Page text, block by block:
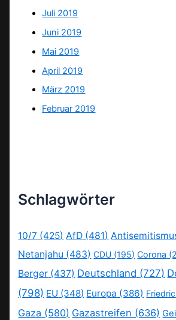
Juli 2019
Juni 2019
Mai 2019
April 2019
März 2019
Februar 2019
Schlagwörter
10/7 (425) AfD (481)
Netanjahu (483) CDU (195) Corona
Berger (437) Deutschland (727)
(798) EU (348) Europa (386)
Gaza (580) Gazastreifen (636)